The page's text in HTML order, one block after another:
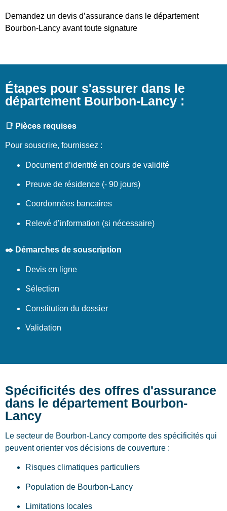
Demandez un devis d’assurance dans le département
Bourbon-Lancy avant toute signature
Étapes pour s'assurer dans le
département Bourbon-Lancy :
📑 Pièces requises
Pour souscrire, fournissez :
Document d’identité en cours de validité
Preuve de résidence (- 90 jours)
Coordonnées bancaires
Relevé d’information (si nécessaire)
✒️ Démarches de souscription
Devis en ligne
Sélection
Constitution du dossier
Validation
Spécificités des offres d'assurance
dans le département Bourbon-
Lancy
Le secteur de Bourbon-Lancy comporte des spécificités qui
peuvent orienter vos décisions de couverture :
Risques climatiques particuliers
Population de Bourbon-Lancy
Limitations locales